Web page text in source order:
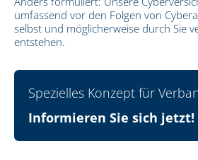
umfassend vor den Folgen von
selbst und möglicherweise durch Sie
entstehen.
Spezielles Konzept für
Informieren Sie sich jetzt!